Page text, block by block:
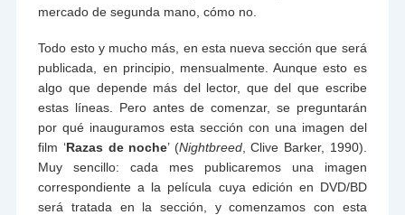
mercado de segunda mano, cómo no.
Todo esto y mucho más, en esta nueva sección que será
publicada, en principio, mensualmente. Aunque esto es
algo que depende más del lector, que del que escribe
estas líneas. Pero antes de comenzar, se preguntarán
por qué inauguramos esta sección con una imagen del
film ‘Razas de noche’ (Nightbreed, Clive Barker, 1990).
Muy sencillo: cada mes publicaremos una imagen
correspondiente a la película cuya edición en DVD/BD
será tratada en la sección, y comenzamos con esta